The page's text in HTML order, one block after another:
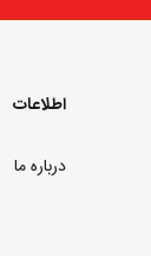
اطلاعات
درباره ما